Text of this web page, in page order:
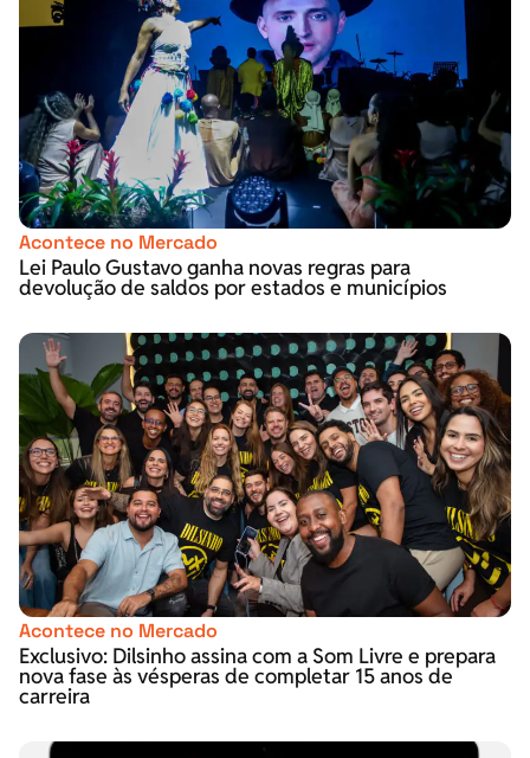
Acontece no Mercado
Lei Paulo Gustavo ganha novas regras para
devolução de saldos por estados e municípios
Acontece no Mercado
Exclusivo: Dilsinho assina com a Som Livre e prepara
nova fase às vésperas de completar 15 anos de
carreira